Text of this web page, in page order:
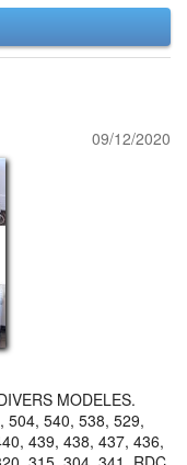
09/12/2020
MODELES.
504, 540, 538, 529,
439, 438, 437, 436,